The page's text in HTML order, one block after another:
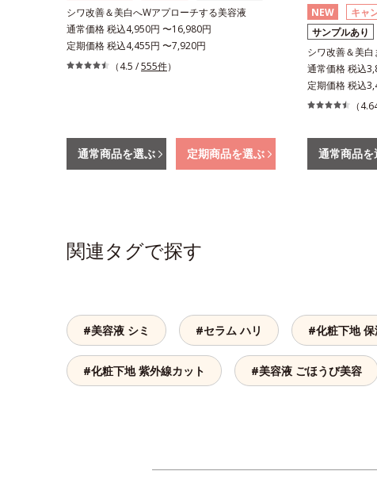
シワ改善＆美白へWアプローチする美容液
通常価格 税込4,950円 〜16,980円
定期価格 税込4,455円 〜7,920円
（4.5 /555件）
通常商品を選ぶ 定期商品を選ぶ
NEW キャ
サンプルあり
シワ改善＆美
通常価格 税込
定期価格 税込
（
通常商品を
関連タグで探す
#美容液 シミ #セラム ハリ #化粧下地 保
#化粧下地 紫外線カット #美容液 ごほうび美容